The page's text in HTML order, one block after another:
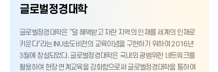
글로벌정경대학
글로벌정경대학은 “덜 혜택받고 자란 지역의 인재를 세계의 인재로
키운다”라는 INU송도비전의 교육이념을 구현하기 위하여 2016년
3월에 창설되었다. 글로벌정경대학은 국내외 광범위한 네트워크를
활용하여 현장 연계교육을 강화함으로써 글로벌정경대학을 통하여